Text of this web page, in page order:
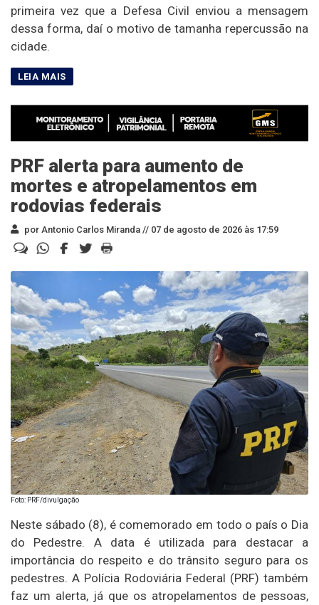
primeira vez que a Defesa Civil enviou a mensagem
dessa forma, daí o motivo de tamanha repercussão na
cidade.
PRF alerta para aumento de
mortes e atropelamentos em
rodovias federais
por Antonio Carlos Miranda // 07 de agosto de 2026 às 17:59
Foto: PRF/divulgação
Neste sábado (8), é comemorado em todo o país o Dia
do Pedestre. A data é utilizada para destacar a
importância do respeito e do trânsito seguro para os
pedestres. A Polícia Rodoviária Federal (PRF) também
faz um alerta, já que os atropelamentos de pessoas,